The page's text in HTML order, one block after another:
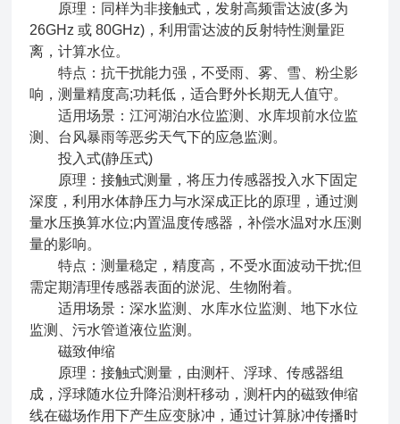
原理：同样为非接触式，发射高频雷达波(多为
26GHz 或 80GHz)，利用雷达波的反射特性测量距
离，计算水位。
特点：抗干扰能力强，不受雨、雾、雪、粉尘影
响，测量精度高;功耗低，适合野外长期无人值守。
适用场景：江河湖泊水位监测、水库坝前水位监
测、台风暴雨等恶劣天气下的应急监测。
投入式(静压式)
原理：接触式测量，将压力传感器投入水下固定
深度，利用水体静压力与水深成正比的原理，通过测
量水压换算水位;内置温度传感器，补偿水温对水压测
量的影响。
特点：测量稳定，精度高，不受水面波动干扰;但
需定期清理传感器表面的淤泥、生物附着。
适用场景：深水监测、水库水位监测、地下水位
监测、污水管道液位监测。
磁致伸缩
原理：接触式测量，由测杆、浮球、传感器组
成，浮球随水位升降沿测杆移动，测杆内的磁致伸缩
线在磁场作用下产生应变脉冲，通过计算脉冲传播时